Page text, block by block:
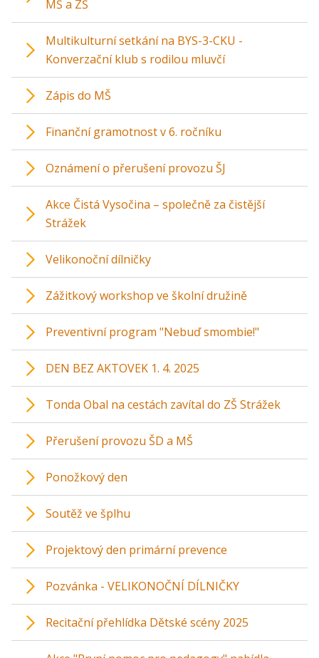
MŠ a ZŠ
Multikulturní setkání na BYS-3-CKU -
Konverzační klub s rodilou mluvčí
Zápis do MŠ
Finanční gramotnost v 6. ročníku
Oznámení o přerušení provozu ŠJ
Akce Čistá Vysočina – společně za čistější
Strážek
Velikonoční dílničky
Zážitkový workshop ve školní družině
Preventivní program "Nebuď smombie!"
DEN BEZ AKTOVEK 1. 4. 2025
Tonda Obal na cestách zavítal do ZŠ Strážek
Přerušení provozu ŠD a MŠ
Ponožkový den
Soutěž ve šplhu
Projektový den primární prevence
Pozvánka - VELIKONOČNÍ DÍLNIČKY
Recitační přehlídka Dětské scény 2025